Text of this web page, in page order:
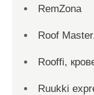
RemZona
Roof
Rooffi,
Ruukki